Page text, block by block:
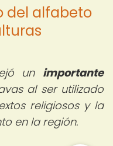
del alfabeto
un importante
al ser utilizado
religiosos y la
en la región.